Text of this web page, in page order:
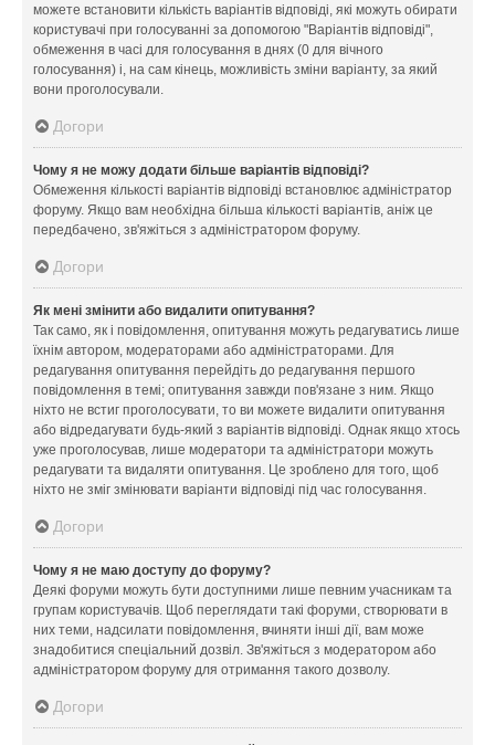
можете встановити кількість варіантів відповіді, які можуть обирати
користувачі при голосуванні за допомогою "Варіантів відповіді",
обмеження в часі для голосування в днях (0 для вічного
голосування) і, на сам кінець, можливість зміни варіанту, за який
вони проголосували.
Догори
Чому я не можу додати більше варіантів відповіді?
Обмеження кількості варіантів відповіді встановлює адміністратор
форуму. Якщо вам необхідна більша кількості варіантів, аніж це
передбачено, зв'яжіться з адміністратором форуму.
Догори
Як мені змінити або видалити опитування?
Так само, як і повідомлення, опитування можуть редагуватись лише
їхнім автором, модераторами або адміністраторами. Для
редагування опитування перейдіть до редагування першого
повідомлення в темі; опитування завжди пов'язане з ним. Якщо
ніхто не встиг проголосувати, то ви можете видалити опитування
або відредагувати будь-який з варіантів відповіді. Однак якщо хтось
уже проголосував, лише модератори та адміністратори можуть
редагувати та видаляти опитування. Це зроблено для того, щоб
ніхто не зміг змінювати варіанти відповіді під час голосування.
Догори
Чому я не маю доступу до форуму?
Деякі форуми можуть бути доступними лише певним учасникам та
групам користувачів. Щоб переглядати такі форуми, створювати в
них теми, надсилати повідомлення, вчиняти інші дії, вам може
знадобитися спеціальний дозвіл. Зв'яжіться з модератором або
адміністратором форуму для отримання такого дозволу.
Догори